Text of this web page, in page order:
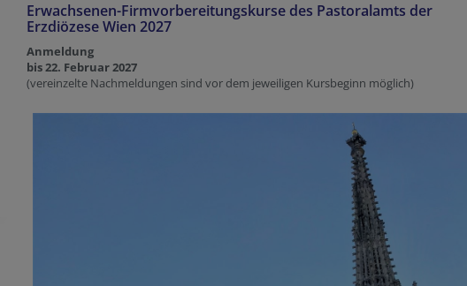
Erwachsenen-Firmvorbereitungskurse des Pastoralamts der
Erzdiözese Wien 2027
Anmeldung
bis 22. Februar 2027
(vereinzelte Nachmeldungen sind vor dem jeweiligen Kursbeginn möglich)